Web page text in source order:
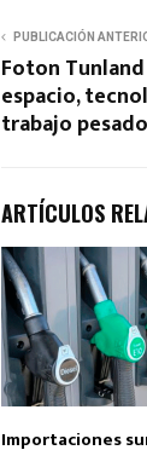
PUBLICACIÓN
Foton
espacio,
trabajo
ARTÍCULOS
Importaciones